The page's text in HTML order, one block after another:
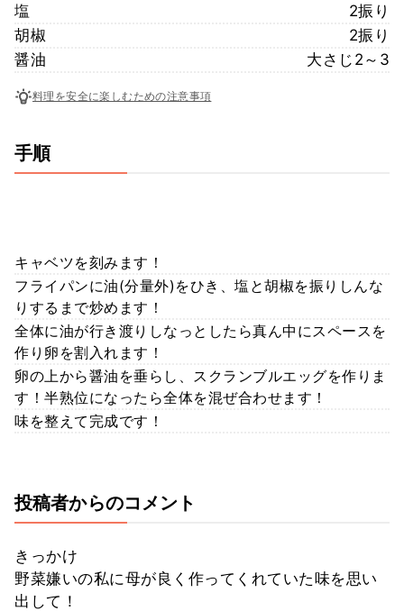
塩
2振り
胡椒
2振り
醤油
大さじ2～3
料理を安全に楽しむための注意事項
手順
キャベツを刻みます！
フライパンに油(分量外)をひき、塩と胡椒を振りしんな
りするまで炒めます！
全体に油が行き渡りしなっとしたら真ん中にスペースを
作り卵を割入れます！
卵の上から醤油を垂らし、スクランブルエッグを作りま
す！半熟位になったら全体を混ぜ合わせます！
味を整えて完成です！
投稿者からのコメント
きっかけ
野菜嫌いの私に母が良く作ってくれていた味を思い
出して！